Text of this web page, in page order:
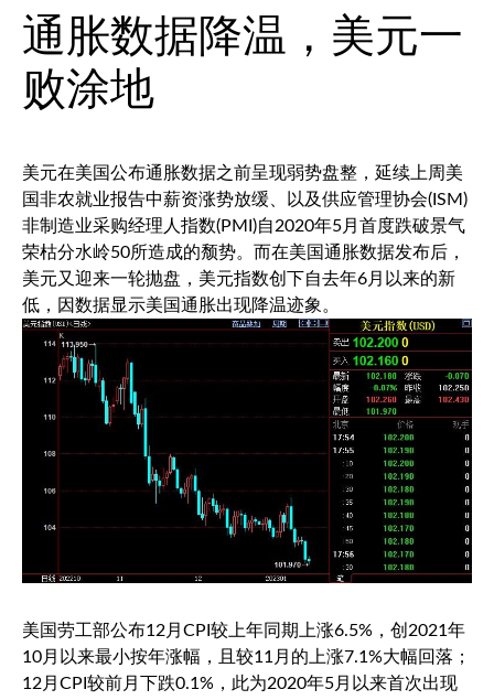
通胀数据降温，美元一
败涂地
美元在美国公布通胀数据之前呈现弱势盘整，延续上周美
国非农就业报告中薪资涨势放缓、以及供应管理协会(ISM)
非制造业采购经理人指数(PMI)自2020年5月首度跌破景气
荣枯分水岭50所造成的颓势。而在美国通胀数据发布后，
美元又迎来一轮抛盘， 美元指数创下自去年6月以来的新
低，因数据显示美国通胀出现降温迹象。
美国劳工部公布12月CPI较上年同期上涨6.5%，创2021年
10月以来最小按年涨幅，且较11月的上涨7.1%大幅回落；
12月CPI较前月下跌0.1%，此为2020年5月以来首次出现